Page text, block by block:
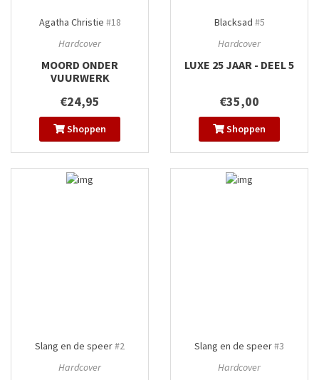
Agatha Christie #18
Hardcover
MOORD ONDER
VUURWERK
€24,95
Shoppen
Blacksad #5
Hardcover
LUXE 25 JAAR - DEEL 5
€35,00
Shoppen
Slang en de speer#2
Hardcover
Slang en de speer#3
Hardcover